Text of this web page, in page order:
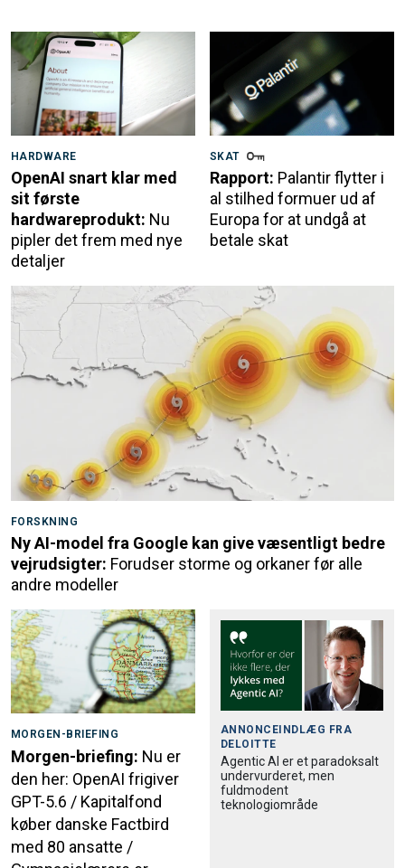
HARDWARE
OpenAI snart klar med
sit første
hardwareprodukt: Nu
pipler det frem med nye
detaljer
SKAT
Rapport: Palantir flytter i
al stilhed formuer ud af
Europa for at undgå at
betale skat
FORSKNING
Ny AI-model fra Google kan give væsentligt bedre
vejrudsigter: Forudser storme og orkaner før alle
andre modeller
MORGEN-BRIEFING
Morgen-briefing: Nu er
den her: OpenAI frigiver
GPT-5.6 / Kapitalfond
køber danske Factbird
med 80 ansatte /
ANNONCEINDLÆG FRA
DELOITTE
Agentic AI er et paradoksalt
undervurderet, men
fuldmodent
teknologiområde